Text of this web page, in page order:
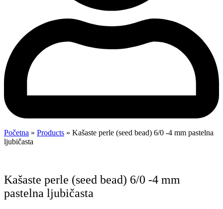
Početna » Products » Kašaste perle (seed bead) 6/0 -4 mm pastelna
ljubičasta
Kašaste perle (seed bead) 6/0 -4 mm
pastelna ljubičasta